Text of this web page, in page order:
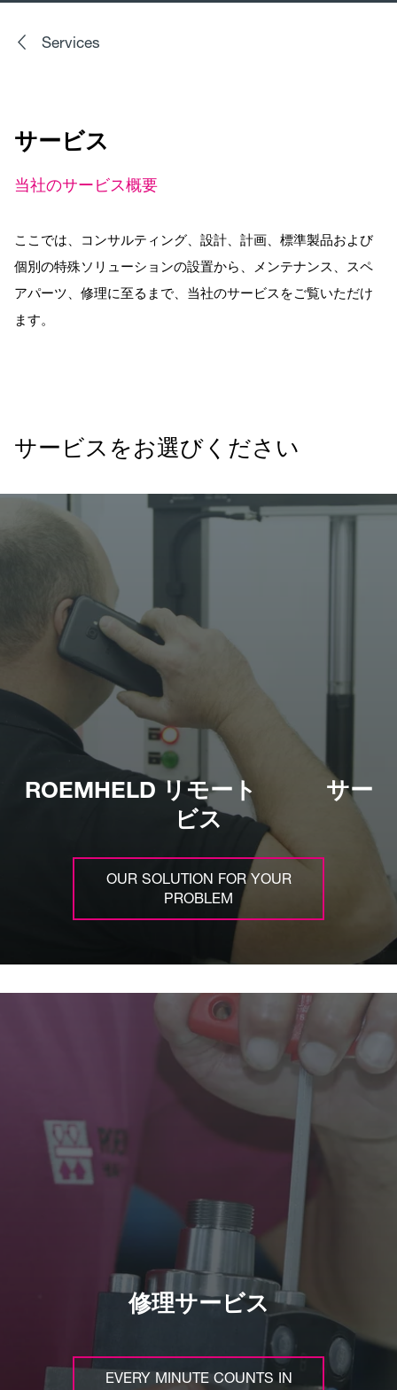
Services
サービス
当社のサービス概要
ここでは、コンサルティング、設計、計画、標準製品および
個別の特殊ソリューションの設置から、メンテナンス、スペ
アパーツ、修理に至るまで、当社のサービスをご覧いただけ
ます。
サービスをお選びください
ROEMHELD リモート サー
ビス
OUR SOLUTION FOR YOUR
PROBLEM
修理サービス
EVERY MINUTE COUNTS IN